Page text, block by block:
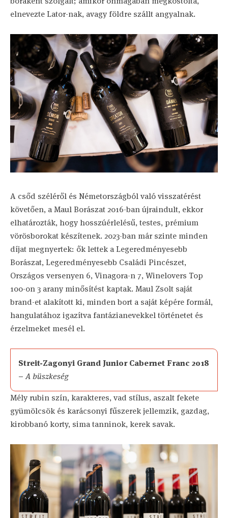
elnevezte Lator-nak, avagy földre szállt angyalnak.
A csőd széléről és Németországból való visszatérést
követően, a Maul Borászat 2016-ban újraindult, ekkor
elhatározták, hogy hosszúérlelésű, testes, prémium
vörösborokat készítenek. 2023-ban már szinte minden
díjat megnyertek: ők lettek a Legeredményesebb
Borászat, Legeredményesebb Családi Pincészet,
Országos versenyen 6, Vinagora-n 7, Winelovers Top
100-on 3 arany minősítést kaptak. Maul Zsolt saját
brand-et alakított ki, minden bort a saját képére formál,
hangulatához igazítva fantázianevekkel történetet és
érzelmeket mesél el.
Streit-Zagonyi Grand Junior Cabernet Franc 2018
–A büszkeség
Mély rubin szín, karakteres, vad stílus, aszalt fekete
gyümölcsök és karácsonyi fűszerek jellemzik, gazdag,
kirobbanó korty, sima tanninok, kerek savak.